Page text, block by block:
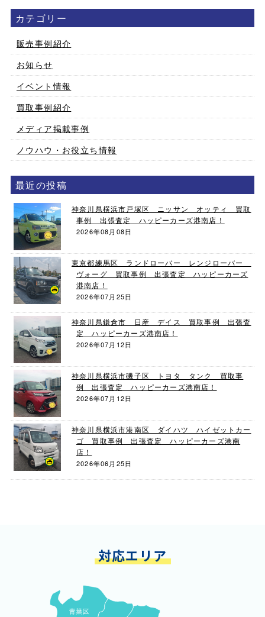
カテゴリー
販売事例紹介
お知らせ
イベント情報
買取事例紹介
メディア掲載事例
ノウハウ・お役立ち情報
最近の投稿
神奈川県横浜市戸塚区 ニッサン オッティ 買取
事例 出張査定 ハッピーカーズ港南店！
2026年08月08日
東京都練馬区 ランドローバー レンジローバー
ヴォーグ 買取事例 出張査定 ハッピーカーズ
港南店！
2026年07月25日
神奈川県鎌倉市 日産 デイス 買取事例 出張査
定 ハッピーカーズ港南店！
2026年07月12日
神奈川県横浜市磯子区 トヨタ タンク 買取事
例 出張査定 ハッピーカーズ港南店！
2026年07月12日
神奈川県横浜市港南区 ダイハツ ハイゼットカー
ゴ 買取事例 出張査定 ハッピーカーズ港南
店！
2026年06月25日
対応エリア